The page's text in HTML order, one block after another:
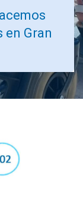
en Gran